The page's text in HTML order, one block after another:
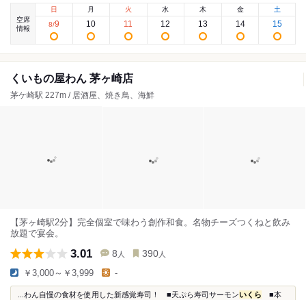
空席
情報
日
8/9
月
10
火
11
水
12
木
13
金
14
土
15
くいもの屋わん 茅ヶ崎店
茅ケ崎駅 227m / 居酒屋、焼き鳥、海鮮
【茅ヶ崎駅2分】完全個室で味わう創作和食。名物チーズつくねと飲み
放題で宴会。
3.01 8 人 390 人
￥3,000～￥3,999 -
...わん自慢の食材を使用した新感覚寿司！ ■天ぷら寿司サーモンいくら ■本